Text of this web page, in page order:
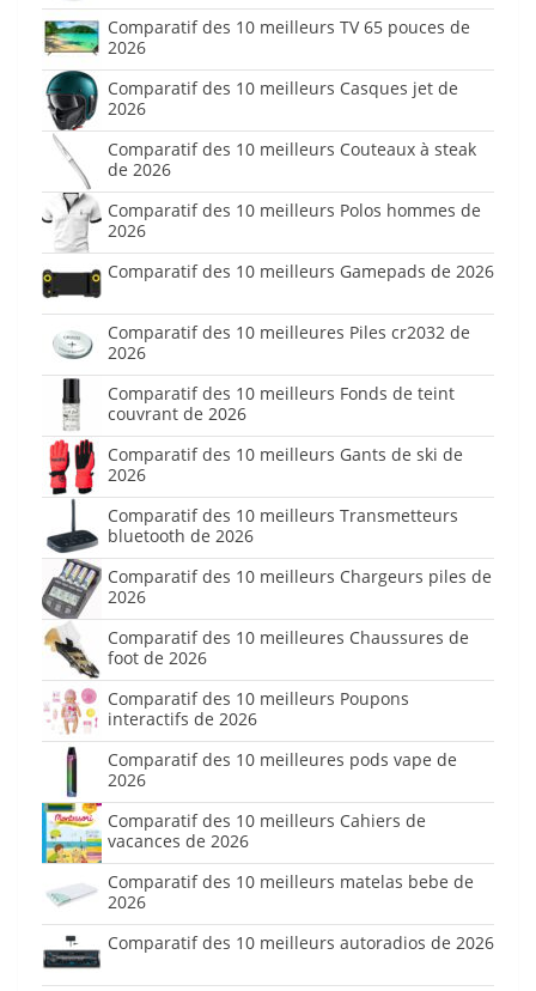
Comparatif des 10 meilleurs TV 65 pouces de
2026
Comparatif des 10 meilleurs Casques jet de
2026
Comparatif des 10 meilleurs Couteaux à steak
de 2026
Comparatif des 10 meilleurs Polos hommes de
2026
Comparatif des 10 meilleurs Gamepads de 2026
Comparatif des 10 meilleures Piles cr2032 de
2026
Comparatif des 10 meilleurs Fonds de teint
couvrant de 2026
Comparatif des 10 meilleurs Gants de ski de
2026
Comparatif des 10 meilleurs Transmetteurs
bluetooth de 2026
Comparatif des 10 meilleurs Chargeurs piles de
2026
Comparatif des 10 meilleures Chaussures de
foot de 2026
Comparatif des 10 meilleurs Poupons
interactifs de 2026
Comparatif des 10 meilleures pods vape de
2026
Comparatif des 10 meilleurs Cahiers de
vacances de 2026
Comparatif des 10 meilleurs matelas bebe de
2026
Comparatif des 10 meilleurs autoradios de 2026